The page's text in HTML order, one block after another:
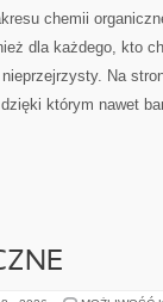
chemii
dla każdego, kto
Na
którym nawet